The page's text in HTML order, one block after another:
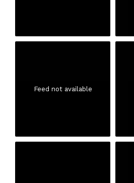
Feed not available